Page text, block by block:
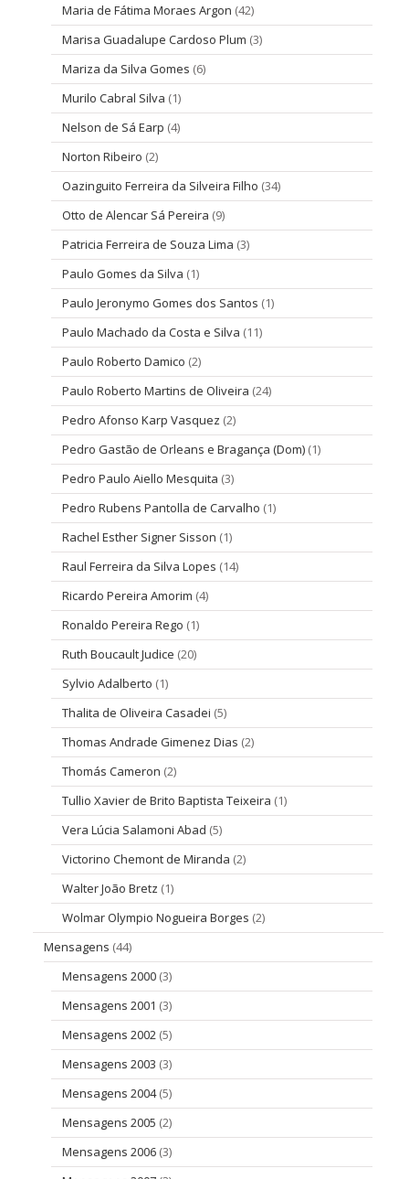
Maria de Fátima Moraes Argon (42)
Marisa Guadalupe Cardoso Plum (3)
Mariza da Silva Gomes (6)
Murilo Cabral Silva (1)
Nelson de Sá Earp (4)
Norton Ribeiro (2)
Oazinguito Ferreira da Silveira Filho (34)
Otto de Alencar Sá Pereira (9)
Patricia Ferreira de Souza Lima (3)
Paulo Gomes da Silva (1)
Paulo Jeronymo Gomes dos Santos (1)
Paulo Machado da Costa e Silva (11)
Paulo Roberto Damico (2)
Paulo Roberto Martins de Oliveira (24)
Pedro Afonso Karp Vasquez (2)
Pedro Gastão de Orleans e Bragança (Dom) (1)
Pedro Paulo Aiello Mesquita (3)
Pedro Rubens Pantolla de Carvalho (1)
Rachel Esther Signer Sisson (1)
Raul Ferreira da Silva Lopes (14)
Ricardo Pereira Amorim (4)
Ronaldo Pereira Rego (1)
Ruth Boucault Judice (20)
Sylvio Adalberto (1)
Thalita de Oliveira Casadei (5)
Thomas Andrade Gimenez Dias (2)
Thomás Cameron (2)
Tullio Xavier de Brito Baptista Teixeira (1)
Vera Lúcia Salamoni Abad (5)
Victorino Chemont de Miranda (2)
Walter João Bretz (1)
Wolmar Olympio Nogueira Borges (2)
Mensagens (44)
Mensagens 2000 (3)
Mensagens 2001 (3)
Mensagens 2002 (5)
Mensagens 2003 (3)
Mensagens 2004(5)
Mensagens 2005 (2)
Mensagens 2006 (3)